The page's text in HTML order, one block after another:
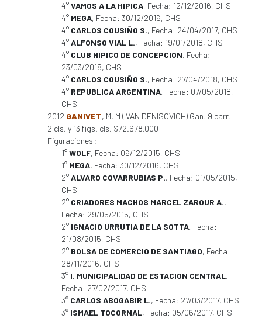
4°VAMOS A LA HIPICA, Fecha: 12/12/2016, CHS
4° MEGA, Fecha: 30/12/2016, CHS
4° CARLOS COUSIÑO S., Fecha: 24/04/2017, CHS
4°ALFONSO VIAL L., Fecha: 19/01/2018, CHS
4° CLUB HIPICO DE CONCEPCION, Fecha:
23/03/2018, CHS
4° CARLOS COUSIÑO S., Fecha: 27/04/2018, CHS
4° REPUBLICA ARGENTINA, Fecha: 07/05/2018,
CHS
2012 GANIVET, M, M (IVAN DENISOVICH) Gan. 9 carr.
2 cls. y 13 figs. cls. $72.678.000
Figuraciones :
1°WOLF, Fecha: 06/12/2015, CHS
1° MEGA, Fecha: 30/12/2016, CHS
2°ALVARO COVARRUBIAS P., Fecha: 01/05/2015,
CHS
2° CRIADORES MACHOS MARCEL ZAROUR A.,
Fecha: 29/05/2015, CHS
2° IGNACIO URRUTIA DE LA SOTTA, Fecha:
21/08/2015, CHS
2° BOLSA DE COMERCIO DE SANTIAGO, Fecha:
28/11/2016, CHS
3° I. MUNICIPALIDAD DE ESTACION CENTRAL,
Fecha: 27/02/2017, CHS
3° CARLOS ABOGABIR L., Fecha: 27/03/2017, CHS
3° ISMAEL TOCORNAL, Fecha: 05/06/2017, CHS